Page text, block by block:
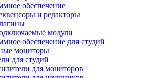
обеспечение
и редакторы
модули
обеспечение для студий
мониторы
для студий
для мониторов